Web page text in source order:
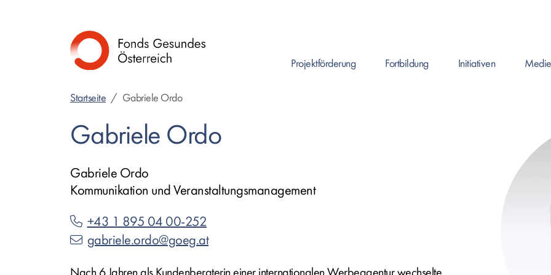
Projektförderung
Fortbildung
Initiativen
Startseite
Gabriele Ordo
Gabriele Ordo
Gabriele Ordo
Kommunikation und Veranstaltungsmanagement
+43 1 895 04 00-252
gabriele.ordo@goeg.at